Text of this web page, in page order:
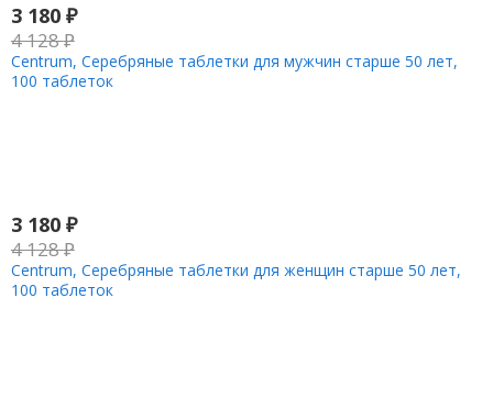
3 180 ₽
4 128₽
Centrum, Серебряные таблетки для мужчин старше 50 лет,
100 таблеток
3 180 ₽
4 128₽
Centrum, Серебряные таблетки для женщин старше 50 лет,
100 таблеток